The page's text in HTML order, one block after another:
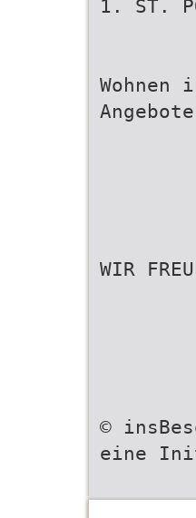
1. ST.
WIR
©
eine